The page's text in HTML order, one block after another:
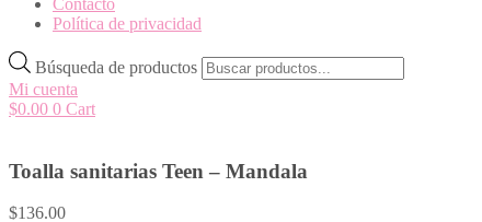
Contacto
Política de privacidad
Búsqueda de productos
Mi cuenta
$0.00 0 Cart
Toalla sanitarias Teen – Mandala
$136.00